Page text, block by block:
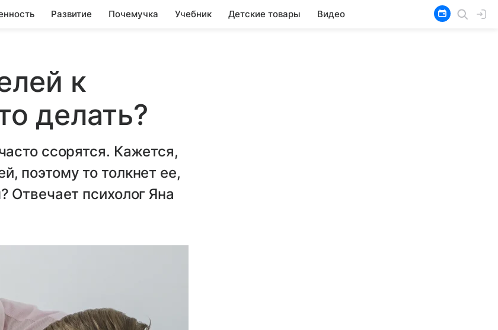
Развитие Почемучка Учебник Детские товары Видео
к
делать?
ссорятся. Кажется,
поэтому то толкнет ее,
Отвечает психолог Яна